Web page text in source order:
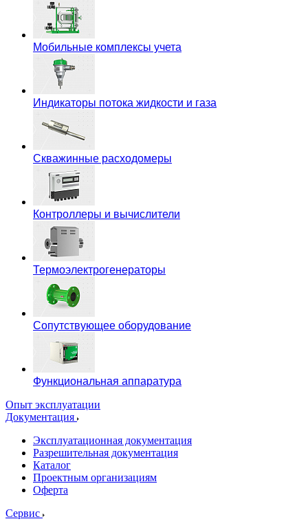
Мобильные комплексы учета
Индикаторы потока жидкости и газа
Скважинные расходомеры
Контроллеры и вычислители
Термоэлектрогенераторы
Сопутствующее оборудование
Функциональная аппаратура
Опыт эксплуатации
Документация
Эксплуатационная документация
Разрешительная документация
Каталог
Проектным организациям
Оферта
Сервис